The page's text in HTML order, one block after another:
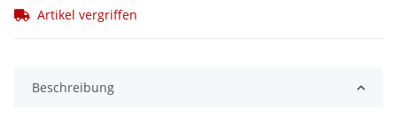
Artikel vergriffen
Beschreibung